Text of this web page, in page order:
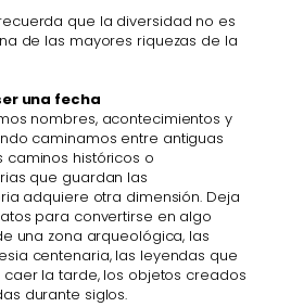
que la diversidad no es
de las mayores riquezas de la
una fecha
nombres, acontecimientos y
caminamos entre antiguas
caminos históricos o
que guardan las
adquiere otra dimensión. Deja
para convertirse en algo
una zona arqueológica, las
centenaria, las leyendas que
la tarde, los objetos creados
durante siglos.